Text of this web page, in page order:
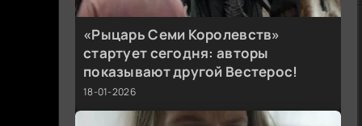
«Рыцарь Семи Королевств»
стартует сегодня: авторы
показывают другой Вестерос!
18-01-2026